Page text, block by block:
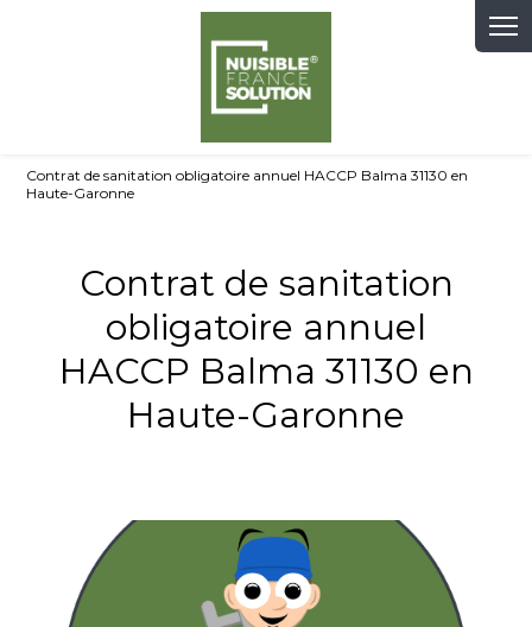
Contrat de sanitation obligatoire annuel HACCP Balma 31130 en
Haute-Garonne
Contrat de sanitation
obligatoire annuel
HACCP Balma 31130 en
Haute-Garonne
Panneau de gestion des cookies